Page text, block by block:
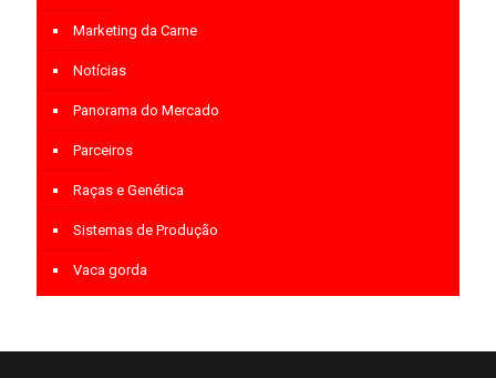
Marketing da Carne
Notícias
Panorama do Mercado
Parceiros
Raças e Genética
Sistemas de Produção
Vaca gorda